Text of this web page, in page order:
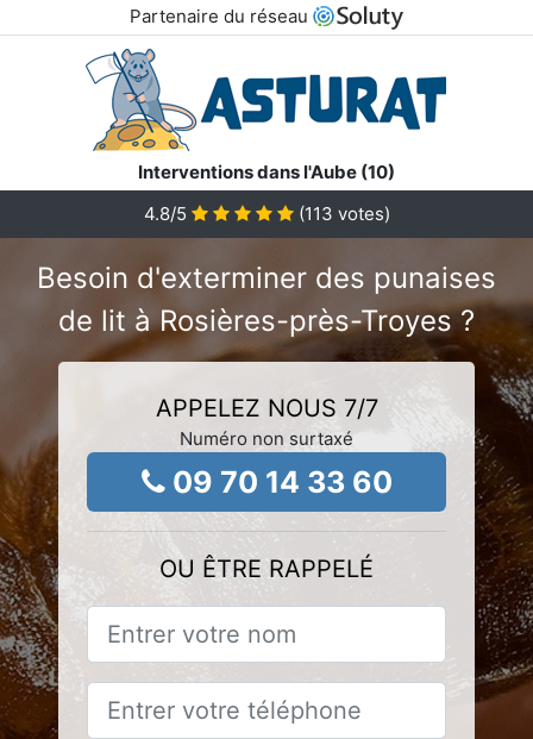
Partenaire du réseau
Interventions dans l'Aube (10)
4.8/5 (113 votes)
Besoin d'exterminer des punaises
de lit à Rosières-près-Troyes ?
APPELEZ NOUS 7/7
Numéro non surtaxé
09 70 14 33 60
OU ÊTRE RAPPELÉ